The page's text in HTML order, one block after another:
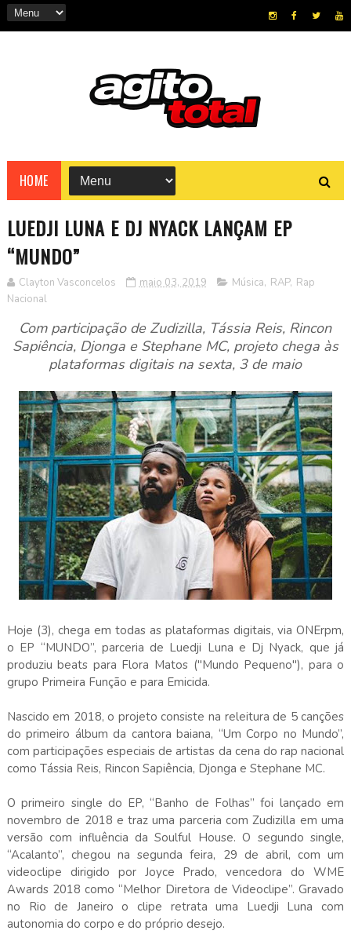
HOME
LUEDJI LUNA E DJ NYACK LANÇAM EP
“MUNDO”
Clayton Vasconcelos maio 03, 2019 Música, RAP, Rap
Nacional
Com participação de Zudizilla, Tássia Reis, Rincon
Sapiência, Djonga e Stephane MC, projeto chega às
plataformas digitais na sexta, 3 de maio
Hoje (3), chega em todas as plataformas digitais, via ONErpm,
o EP “MUNDO”, parceria de Luedji Luna e Dj Nyack, que já
produziu beats para Flora Matos ("Mundo Pequeno"), para o
grupo Primeira Função e para Emicida.
Nascido em 2018, o projeto consiste na releitura de 5 canções
do primeiro álbum da cantora baiana, “Um Corpo no Mundo”,
com participações especiais de artistas da cena do rap nacional
como Tássia Reis, Rincon Sapiência, Djonga e Stephane MC.
O primeiro single do EP, “Banho de Folhas” foi lançado em
novembro de 2018 e traz uma parceria com Zudizilla em uma
versão com influência da Soulful House. O segundo single,
“Acalanto”, chegou na segunda feira, 29 de abril, com um
videoclipe dirigido por Joyce Prado, vencedora do WME
Awards 2018 como “Melhor Diretora de Videoclipe”. Gravado
no Rio de Janeiro o clipe retrata uma Luedji Luna com
autonomia do corpo e do próprio desejo.